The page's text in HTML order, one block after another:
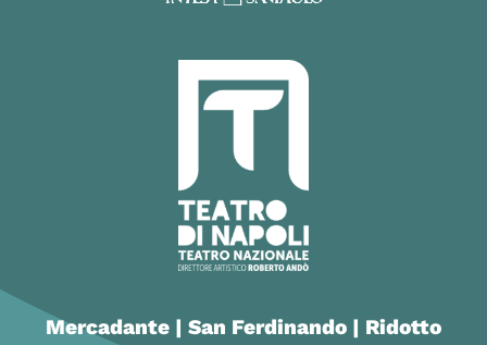
Mercadante | San Ferdinando | Ridotto